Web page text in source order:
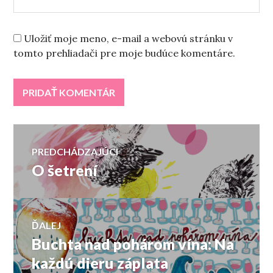
Uložiť moje meno, e-mail a webovú stránku v
tomto prehliadači pre moje budúce komentáre.
Navigácia
v
článku
PREDCHÁDZAJÚCI
Predchádzajúci
článok:
O šetrení
ĎALEJ
Ďalší
článok:
Buchta nad pohárom vína: Na
každú dieru záplata